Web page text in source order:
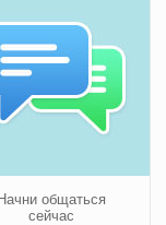
Начни общаться
сейчас